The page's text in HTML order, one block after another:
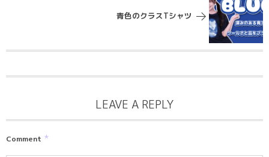
青色のクラスTシャツ
LEAVE A REPLY
Comment *